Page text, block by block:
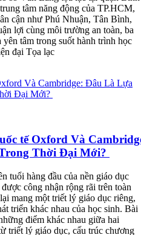
tâm năng động của TP.HCM,
cận như Phú Nhuận, Tân Bình,
lợi cùng môi trường an toàn, ba
tâm trong suốt hành trình học
đại Tọa lạc
tế Oxford Và
Thời Đại Mới?
tuổi hàng đầu của nền giáo dục
công nhận rộng rãi trên toàn
mang một triết lý giáo dục riêng,
triển khác nhau của học sinh. Bài
điểm khác nhau giữa hai
triết lý giáo dục, cấu trúc chương